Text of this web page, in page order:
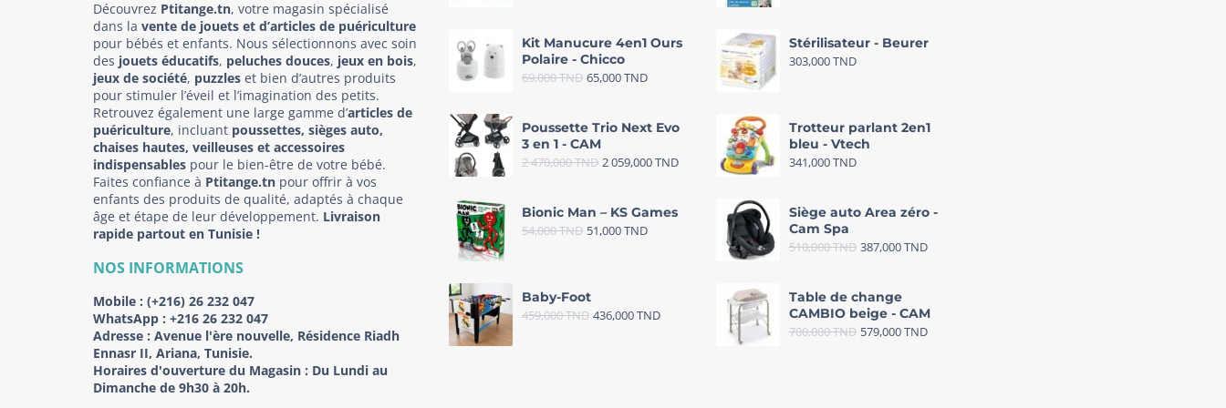
Découvrez Ptitange.tn, votre magasin spécialisé
dans la vente de jouets et d’articles de puériculture
pour bébés et enfants. Nous sélectionnons avec soin
des jouets éducatifs, peluches douces, jeux en bois,
jeux de société, puzzles et bien d’autres produits
pour stimuler l’éveil et l’imagination des petits.
Retrouvez également une large gamme d’articles de
puériculture, incluant poussettes, sièges auto,
chaises hautes, veilleuses et accessoires
indispensables pour le bien-être de votre bébé.
Faites confiance à Ptitange.tn pour offrir à vos
enfants des produits de qualité, adaptés à chaque
âge et étape de leur développement. Livraison
rapide partout en Tunisie !
NOS INFORMATIONS
Mobile : (+216) 26 232 047
WhatsApp : +216 26 232 047
Adresse : Avenue l'ère nouvelle, Résidence Riadh
Ennasr II, Ariana, Tunisie.
Horaires d'ouverture du Magasin : Du Lundi au
Dimanche de 9h30 à 20h.
Kit Manucure 4en1 Ours
Polaire - Chicco
69,000TND 65,000TND
Poussette Trio Next Evo
3 en 1 - CAM
2 470,000TND 2 059,000TND
Bionic Man – KS Games
54,000TND 51,000TND
Baby-Foot
459,000TND 436,000TND
Stérilisateur - Beurer
303,000TND
Trotteur parlant 2en1
bleu - Vtech
341,000TND
Siège auto Area zéro -
Cam Spa
510,000TND 387,000TND
Table de change
CAMBIO beige - CAM
700,000TND 579,000TND